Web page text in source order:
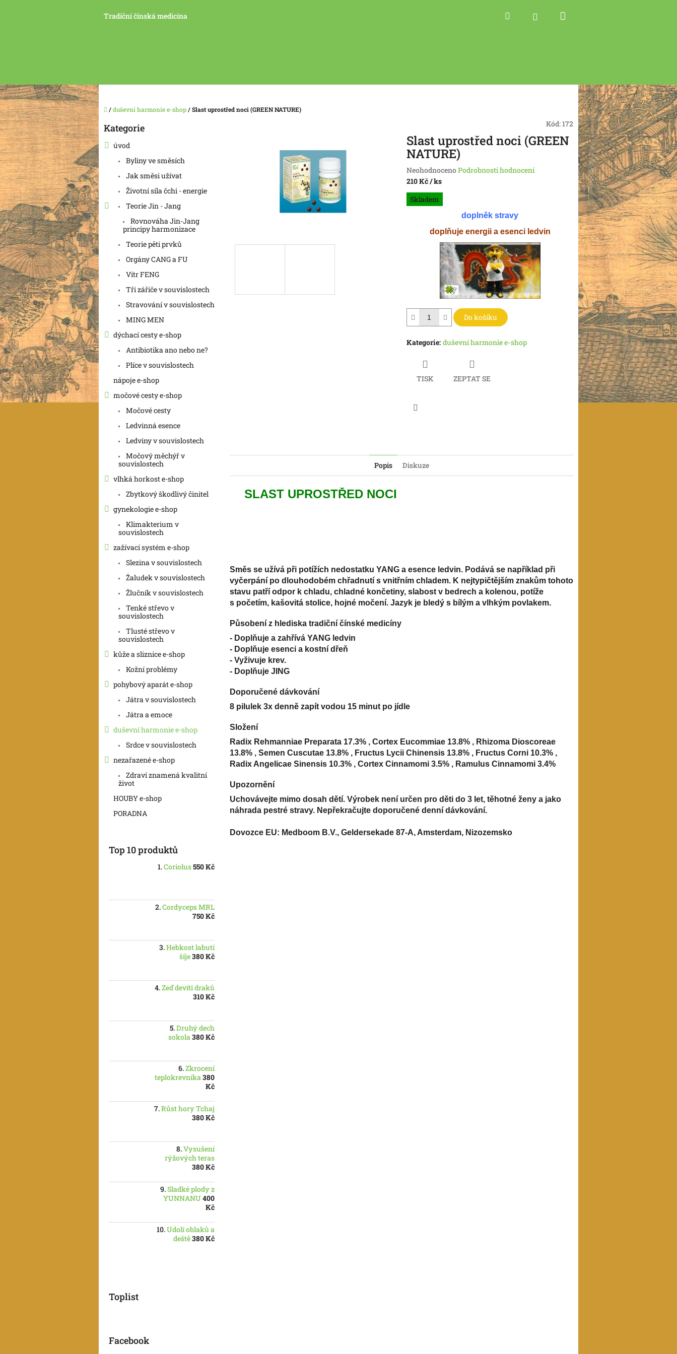
Tradiční čínská medicína Hledat Přihlášení
Domů
/duševní harmonie e-shop/Slast uprostřed noci (GREEN NATURE)
P
o
s
t
r
a
n
n
í
p
a
n
e
l
Přeskočit
Kategorie
úvod
Byliny ve směsích
Jak směsi užívat
Životní síla čchi - energie
Teorie Jin - Jang
Rovnováha Jin-Jang
principy harmonizace
Teorie pěti prvků
Orgány CANG a FU
Vítr FENG
Tři zářiče v souvislostech
Stravování v souvislostech
MING MEN
dýchací cesty e-shop
Antibiotika ano nebo ne?
Plíce v souvislostech
nápoje e-shop
močové cesty e-shop
Močové cesty
Ledvinná esence
Ledviny v souvislostech
Močový měchýř v
souvislostech
vlhká horkost e-shop
Zbytkový škodlivý činitel
gynekologie e-shop
Klimakterium v
souvislostech
zažívací systém e-shop
Slezina v souvislostech
Žaludek v souvislostech
Žlučník v souvislostech
Tenké střevo v
souvislostech
Tlusté střevo v
souvislostech
kůže a sliznice e-shop
Kožní problémy
pohybový aparát e-shop
Játra v souvislostech
Játra a emoce
duševní harmonie e-shop
Srdce v souvislostech
nezařazené e-shop
Zdraví znamená kvalitní
život
HOUBY e-shop
PORADNA
Top 10 produktů
Coriolus550 Kč
Cordyceps MRL
750 Kč
Hebkost labutí
šíje380 Kč
Zeď devíti draků
310 Kč
Druhý dech
sokola380 Kč
Zkrocení
teplokrevníka380
Kč
Růst hory Tchaj
380 Kč
Vysušení
rýžových teras
380 Kč
Sladké plody z
YUNNANU400
Kč
Udolí oblaků a
deště380 Kč
Toplist
Facebook
Kód:172
Slast uprostřed noci (GREEN
NATURE)
Průměrné
hodnocení
je
hvězdiček.
NeohodnocenoPodrobnosti hodnocení
210 Kč/ ks
Měrná
cena:
Skladem
doplněk stravy
doplňuje energii a esenci ledvin
Do košíku
Kategorie: duševní harmonie e-shop
TISK ZEPTAT SE
Popis Diskuze
SLAST UPROSTŘED NOCI
Směs se užívá při potížích nedostatku YANG a esence ledvin. Podává se například při
vyčerpání po dlouhodobém chřadnutí s vnitřním chladem. K nejtypičtějším znakům tohoto
stavu patří odpor k chladu, chladné končetiny, slabost v bedrech a kolenou, potíže
s početím, kašovitá stolice, hojné močení. Jazyk je bledý s bílým a vlhkým povlakem.
Působení z hlediska tradiční čínské medicíny
- Doplňuje a zahřívá YANG ledvin
- Doplňuje esenci a kostní dřeň
- Vyživuje krev.
- Doplňuje JING
Doporučené dávkování
8 pilulek 3x denně zapít vodou 15 minut po jídle
Složení
Radix Rehmanniae Preparata 17.3% , Cortex Eucommiae 13.8% , Rhizoma Dioscoreae
13.8% , Semen Cuscutae 13.8% , Fructus Lycii Chinensis 13.8% , Fructus Corni 10.3% ,
Radix Angelicae Sinensis 10.3% , Cortex Cinnamomi 3.5% , Ramulus Cinnamomi 3.4%
Upozornění
Uchovávejte mimo dosah dětí. Výrobek není určen pro děti do 3 let, těhotné ženy a jako
náhrada pestré stravy. Nepřekračujte doporučené denní dávkování.
Dovozce EU: Medboom B.V., Geldersekade 87-A, Amsterdam, Nizozemsko